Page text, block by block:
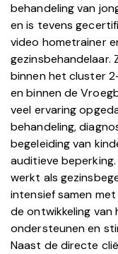
behandeling van
en is tevens
video hometrainer
gezinsbehandelaar.
binnen het cluster
en binnen de
veel ervaring
behandeling,
begeleiding van
auditieve
werkt als
intensief samen
de ontwikkeling van
ondersteunen en
Naast de directe